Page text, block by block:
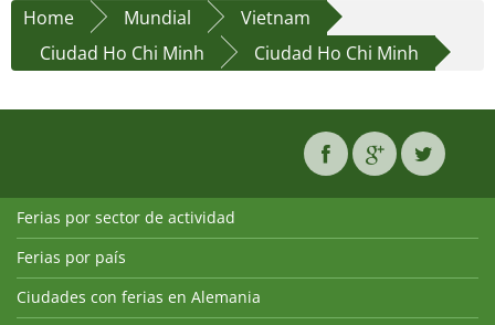
Home Mundial
Vietnam
Ciudad Ho Chi Minh
Ciudad Ho Chi Minh
Ferias por sector de actividad
Ferias por país
Ciudades con ferias en Alemania